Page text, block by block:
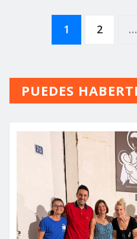
Paginación
entradas
1 2 …
PUEDES